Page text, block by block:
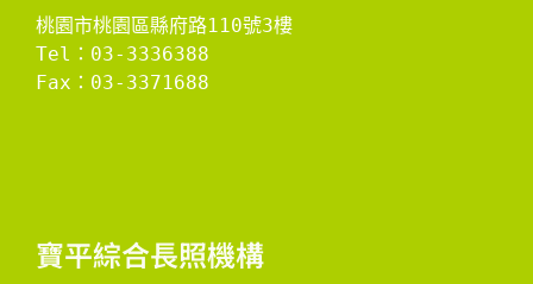
桃園市桃園區縣府路110號3樓
Tel：03-3336388
Fax：03-3371688
​寶平綜合長照機構​